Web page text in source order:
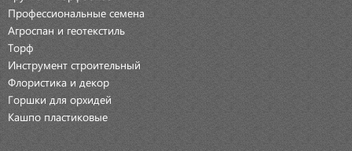
Профессиональные семена
Агроспан и геотекстиль
Торф
Инструмент строительный
Флористика и декор
Горшки для орхидей
Кашпо пластиковые